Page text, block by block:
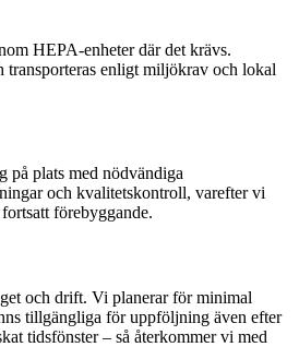
HEPA-enheter där det krävs.
transporteras enligt miljökrav och lokal
på plats med nödvändiga
och kvalitetskontroll, varefter vi
förebyggande.
och drift. Vi planerar för minimal
tillgängliga för uppföljning även efter
tidsfönster – så återkommer vi med